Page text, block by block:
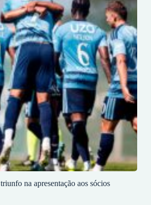
na apresentação aos sócios